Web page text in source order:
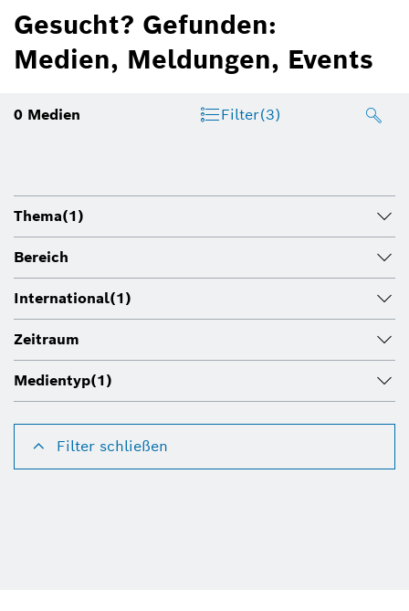
Gesucht? Gefunden:
Medien, Meldungen, Events
0 Medien Filter(3)
Thema(1)
Bereich
International(1)
Zeitraum
Medientyp(1)
Filter schließen